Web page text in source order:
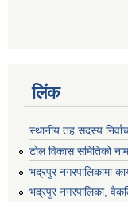
लिंक
स्थानीय तह सदस्य
टोल विकास समितिको
भद्रपुर नगरपालिकामा
भद्रपुर नगरपालिका,